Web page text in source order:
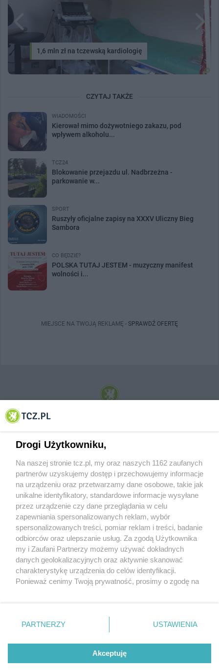
1,6 mln zł na tczewską kardiologię
CZYTAJ TAKŻE
WIADOMOŚCI
Kierował mimo dożywotniego zakazu, pod
wpływem alkoholu...
TCZ24
Blokowanie przejazdu ul. Nadbrzeżna -
parkowanie w...
SPORT
Ruszyły oficjalne zapisy na XXXV Uliczny Bieg
Sambora
CO BĘDZIE?
POLSKA TUTAJ JESTEM - muzyczny manifest
wolności i...
MIEJSCE NA TWOJĄ REKLAMĘ - SPRAWDŹ OFERTĘ
© 2001-2026 Tczew - TCZ.PL Sp. z o.o. Internetowy Serwis Informacyjny Miasta
O FIRMIE POLITYKA PRYWATNOŚCI HOSTING
REKLAMA WSPÓŁPRACA RSS FACEBOOK KONTAKT
Nasze serwisy
Aktualności
Tcz24
Historia miasta
Muzyka i kultura
Archiwum wydarzeń
Zdjęcia miasta
Drogi Użytkowniku,
Na naszej stronie tcz.pl, my oraz naszych 1162 zaufanych
partnerów uzyskujemy dostęp i przechowujemy informacje
na urządzeniu oraz przetwarzamy dane osobowe, takie jak
unikalne identyfikatory, standardowe informacje wysyłane
przez urządzenie czy dane przeglądania w celu
zapewniania spersonalizowanych reklam, wybór
spersonalizowanych treści, pomiar reklam i treści, badanie
odbiorców oraz ulepszanie usług. Za zgodą Użytkownika
my i Zaufani Partnerzy możemy używać dokładnych
danych geolokalizacyjnych oraz aktywnie skanować
charakterystykę urządzenia do celów identyfikacji.
Ponieważ cenimy Twoją prywatność, prosimy o zgodę na
znajdujący się w lewym dolnym rogu strony
. Niektóre
przetwarzaniu. Preferencje będą miały zastosowania tylko
PARTNERZY USTAWIENIA
Akceptuję